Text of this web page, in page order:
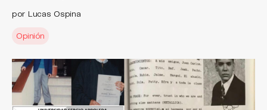
por Lucas Ospina
Opinión